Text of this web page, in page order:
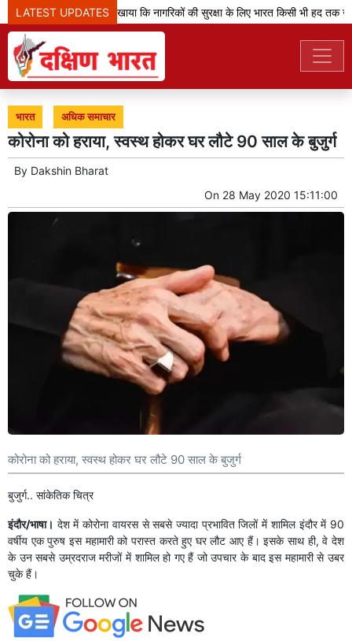
LATEST UPDATES
'ऑपरेशन सिंदूर' ने दिखाया कि नागरिकों की सुरक्षा के लिए भारत किसी भी हद तक जा
भारत अधिक समाचार
कोरोना को हराया, स्वस्थ होकर घर लौटे 90 साल के बुजुर्ग
By Dakshin Bharat
On 28 May 2020 15:11:00
कोरोना को हराया, स्वस्थ होकर घर लौटे 90 साल के बुजुर्ग
बुजुर्ग.. सांकेति​क चित्र
इंदौर/भाषा। देश में कोरोना वायरस से सबसे ज्यादा प्रभावित जिलों में शामिल इंदौर में 90
वर्षीय एक पुरुष इस महामारी को परास्त करते हुए घर लौट आए हैं। इसके साथ ही, वे देश
के उन सबसे उम्रदराज मरीजों में शामिल हो गए हैं जो उपचार के बाद इस महामारी से उबर
चुके हैं।